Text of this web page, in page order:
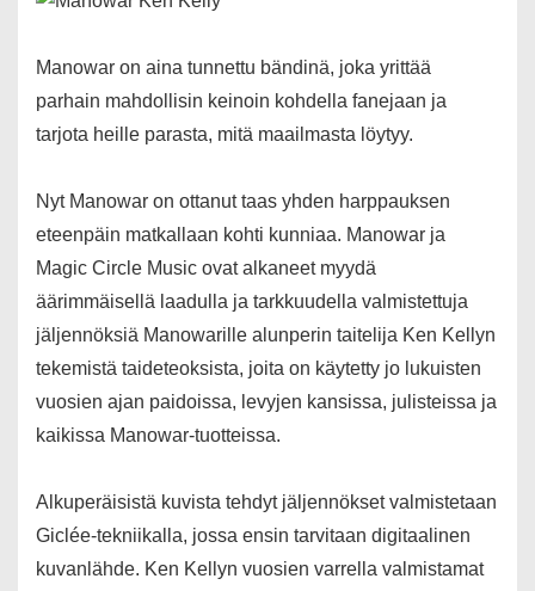
Manowar on aina tunnettu bändinä, joka yrittää
parhain mahdollisin keinoin kohdella fanejaan ja
tarjota heille parasta, mitä maailmasta löytyy.
Nyt Manowar on ottanut taas yhden harppauksen
eteenpäin matkallaan kohti kunniaa. Manowar ja
Magic Circle Music ovat alkaneet myydä
äärimmäisellä laadulla ja tarkkuudella valmistettuja
jäljennöksiä Manowarille alunperin taitelija Ken Kellyn
tekemistä taideteoksista, joita on käytetty jo lukuisten
vuosien ajan paidoissa, levyjen kansissa, julisteissa ja
kaikissa Manowar-tuotteissa.
Alkuperäisistä kuvista tehdyt jäljennökset valmistetaan
Giclée-tekniikalla, jossa ensin tarvitaan digitaalinen
kuvanlähde. Ken Kellyn vuosien varrella valmistamat